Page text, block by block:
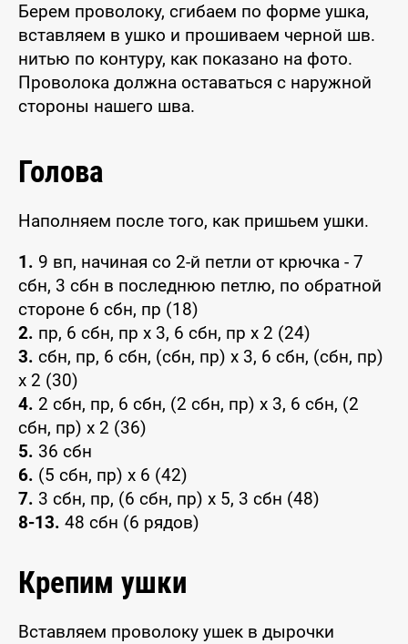
Берем проволоку, сгибаем по форме ушка,
вставляем в ушко и прошиваем черной шв.
нитью по контуру, как показано на фото.
Проволока должна оставаться с наружной
стороны нашего шва.
Голова
Наполняем после того, как пришьем ушки.
1. 9 вп, начиная со 2-й петли от крючка - 7
сбн, 3 сбн в последнюю петлю, по обратной
стороне 6 сбн, пр (18)
2. пр, 6 сбн, пр x 3, 6 сбн, пр x 2 (24)
3. сбн, пр, 6 сбн, (сбн, пр) x 3, 6 сбн, (сбн, пр)
x 2 (30)
4. 2 сбн, пр, 6 сбн, (2 сбн, пр) x 3, 6 сбн, (2
сбн, пр) x 2 (36)
5. 36 сбн
6. (5 сбн, пр) x 6 (42)
7. 3 сбн, пр, (6 сбн, пр) x 5, 3 сбн (48)
8-13. 48 сбн (6 рядов)
Крепим ушки
Вставляем проволоку ушек в дырочки